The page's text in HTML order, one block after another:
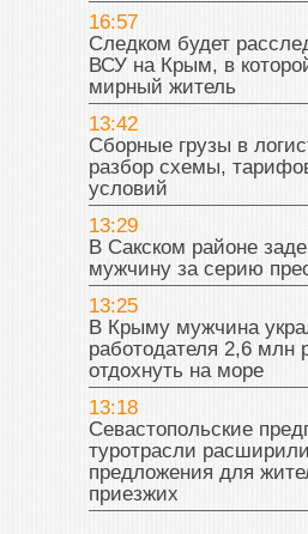
16:57
Следком будет
ВСУ на Крым, в
мирный житель
13:42
Сборные грузы в
разбор схемы,
условий
13:29
В Сакском районе
мужчину за серию
13:25
В Крыму мужчина
работодателя 2,6 млн
отдохнуть на море
13:18
Севастопольские
туротрасли
предложения для
приезжих